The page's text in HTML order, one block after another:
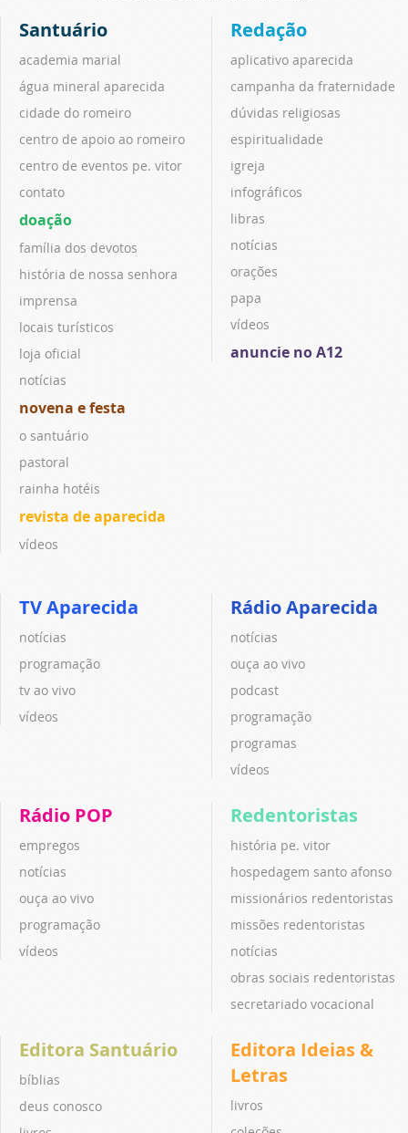
Santuário
academia marial
água mineral aparecida
cidade do romeiro
centro de apoio ao romeiro
centro de eventos pe. vitor
contato
doação
família dos devotos
história de nossa senhora
imprensa
locais turísticos
loja oficial
notícias
novena e festa
o santuário
pastoral
rainha hotéis
revista de aparecida
vídeos
Redação
aplicativo aparecida
campanha da fraternidade
dúvidas religiosas
espiritualidade
igreja
infográficos
libras
notícias
orações
papa
vídeos
anuncie no A12
TV Aparecida
notícias
programação
tv ao vivo
vídeos
Rádio Aparecida
notícias
ouça ao vivo
podcast
programação
programas
vídeos
Rádio POP
empregos
notícias
ouça ao vivo
programação
vídeos
Redentoristas
história pe. vitor
hospedagem santo afonso
missionários redentoristas
missões redentoristas
notícias
obras sociais redentoristas
secretariado vocacional
Editora Santuário
bíblias
deus conosco
Editora Ideias &
Letras
livros